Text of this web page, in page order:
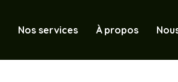
Nos services À propos